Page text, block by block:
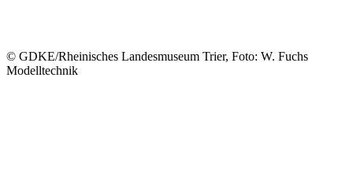
© GDKE/Rheinisches Landesmuseum Trier, Foto: W. Fuchs
Modelltechnik